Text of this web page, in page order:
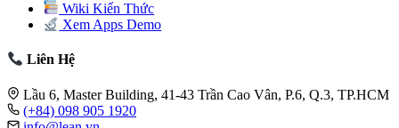
Wiki Kiến Thức
Xem Apps Demo
Liên Hệ
Lầu 6, Master Building, 41-43 Trần Cao Vân, P.6, Q.3, TP.HCM
(+84) 098 905 1920